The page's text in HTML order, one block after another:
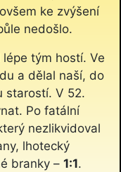
ke zvýšení
nedošlo.
tým hostí. Ve
a dělal naší, do
starostí. V 52.
Po fatální
nezlikvidoval
lhotecký
branky – 1:1.